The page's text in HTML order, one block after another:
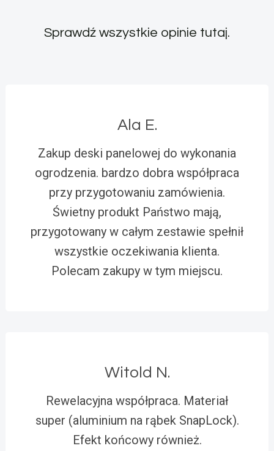
Sprawdź wszystkie opinie tutaj.
Ala E.
Zakup deski panelowej do wykonania
ogrodzenia. bardzo dobra współpraca
przy przygotowaniu zamówienia.
Świetny produkt Państwo mają,
przygotowany w całym zestawie spełnił
wszystkie oczekiwania klienta.
Polecam zakupy w tym miejscu.
Witold N.
Rewelacyjna współpraca. Materiał
super (aluminium na rąbek SnapLock).
Efekt końcowy również.